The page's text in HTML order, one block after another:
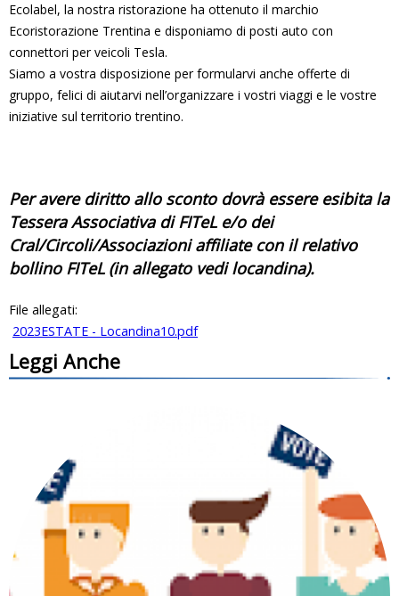
Ecolabel, la nostra ristorazione ha ottenuto il marchio
Ecoristorazione Trentina e disponiamo di posti auto con
connettori per veicoli Tesla.
Siamo a vostra disposizione per formularvi anche offerte di
gruppo, felici di aiutarvi nell’organizzare i vostri viaggi e le vostre
iniziative sul territorio trentino.
Per avere diritto allo sconto dovrà essere esibita la
Tessera Associativa di FITeL e/o dei
Cral/Circoli/Associazioni affiliate con il relativo
bollino FITeL (in allegato vedi locandina).
File allegati:
2023ESTATE - Locandina10.pdf
Leggi Anche